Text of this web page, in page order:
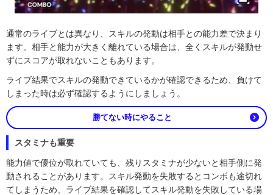
通常のライブとは異なり、スキルの発動は相手との能力差で決まり
ます。相手と能力が大きく離れている場合は、全くスキルが発動せ
ずにスコアが取れないこともあります。
ライブ結果でスキルの発動できているかが確認できるため、負けて
しまった時は必ず確認するようにしましょう。
勝てない時にやること
スタミナも重要
能力値で優位が取れていても、残りスタミナが少ないと相手側に発
動されることがあります。スキル発動を失敗するとコンボも途切れ
てしまうため、ライブ結果を確認してスキル発動を失敗している場